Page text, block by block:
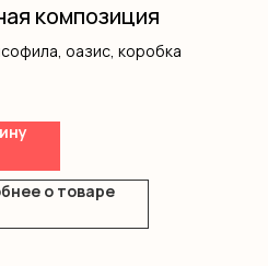
композиция
оазис, коробка
о товаре